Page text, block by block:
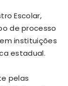
Escolar,
de processo
instituições
estadual.
pelas